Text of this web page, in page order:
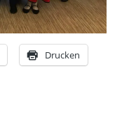
Drucken